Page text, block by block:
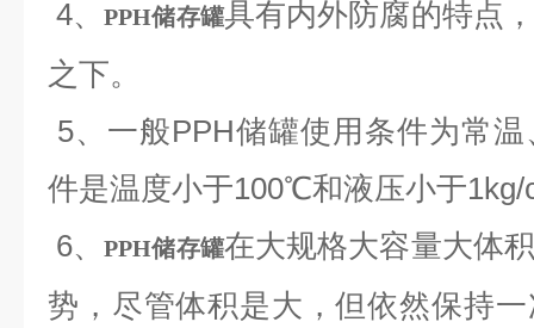
4、PPH储存罐具有内外防腐的特点
之下。
5、一般PPH储罐使用条件为常
件是温度小于100℃和液压小于1kg/
6、PPH储存罐在大规格大容量大体
势，尽管体积是大，但依然保持